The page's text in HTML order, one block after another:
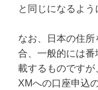
と同じになるよう
なお、日本の住
合、一般的には
載するものですが
XMへの口座申込